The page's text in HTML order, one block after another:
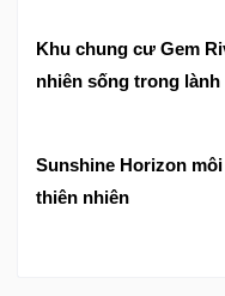
Khu chung cư Gem
nhiên sống trong lành
Sunshine Horizon
thiên nhiên